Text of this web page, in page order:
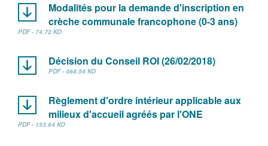
Modalités pour la demande d'inscription en
crèche communale francophone (0-3 ans)
PDF - 74.72 KO
Décision du Conseil ROI (26/02/2018)
PDF - 468.54 KO
Règlement d'ordre intérieur applicable aux
milieux d'accueil agréés par l'ONE
PDF - 153.64 KO